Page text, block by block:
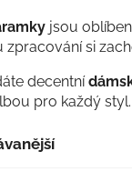
jsou
zpracování si
decentní
pro každý styl.